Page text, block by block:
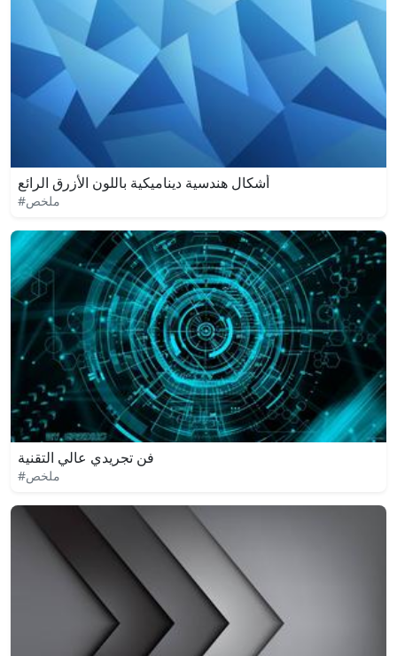
أشكال هندسية ديناميكية باللون الأزرق الرائع
#ملخص
فن تجريدي عالي التقنية
#ملخص